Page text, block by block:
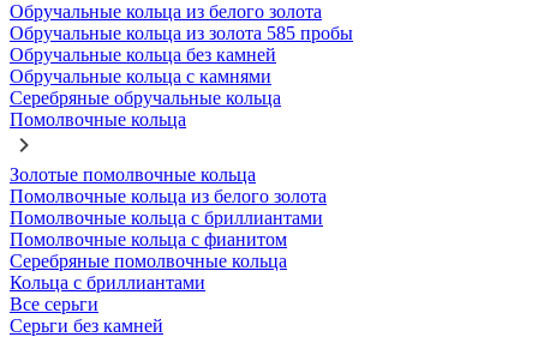
Обручальные кольца из белого золота
Обручальные кольца из золота 585 пробы
Обручальные кольца без камней
Обручальные кольца с камнями
Серебряные обручальные кольца
Помолвочные кольца
Золотые помолвочные кольца
Помолвочные кольца из белого золота
Помолвочные кольца с бриллиантами
Помолвочные кольца с фианитом
Серебряные помолвочные кольца
Кольца с бриллиантами
Все серьги
Серьги без камней